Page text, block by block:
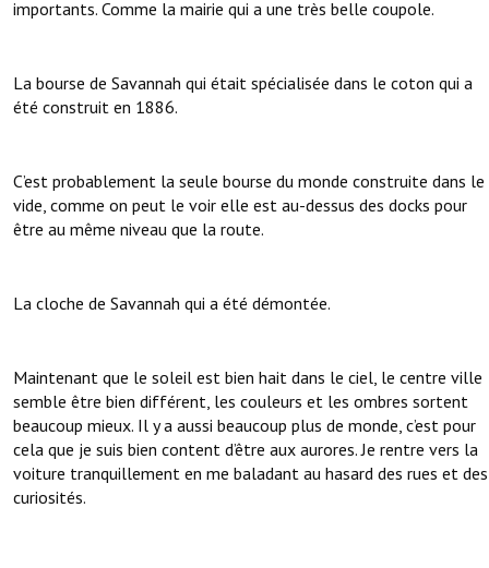
importants. Comme la mairie qui a une très belle coupole.
La bourse de Savannah qui était spécialisée dans le coton qui a
été construit en 1886.
C’est probablement la seule bourse du monde construite dans le
vide, comme on peut le voir elle est au-dessus des docks pour
être au même niveau que la route.
La cloche de Savannah qui a été démontée.
Maintenant que le soleil est bien hait dans le ciel, le centre ville
semble être bien différent, les couleurs et les ombres sortent
beaucoup mieux. Il y a aussi beaucoup plus de monde, c’est pour
cela que je suis bien content d’être aux aurores. Je rentre vers la
voiture tranquillement en me baladant au hasard des rues et des
curiosités.